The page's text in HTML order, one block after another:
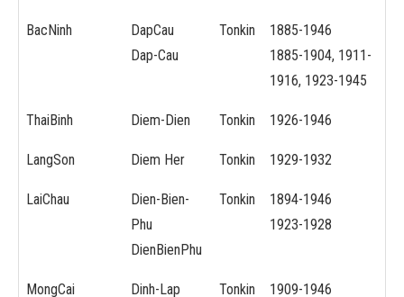
BacNinh
DapCau
Dap-Cau
Tonkin
1885-1946
1885-1904, 1911-
1916, 1923-1945
ThaiBinh Diem-Dien Tonkin 1926-1946
LangSon Diem Her Tonkin 1929-1932
LaiChau
Dien-Bien-
Phu
DienBienPhu
Tonkin
1894-1946
1923-1928
MongCai Dinh-Lap Tonkin 1909-1946